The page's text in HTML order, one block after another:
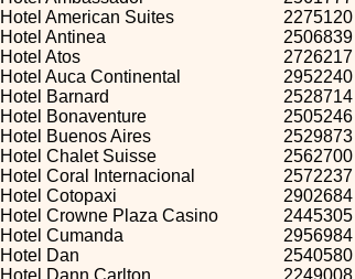
Hotel American Suites
Hotel Antinea
Hotel Atos
Hotel Auca Continental
Hotel Barnard
Hotel Bonaventure
Hotel Buenos Aires
Hotel Chalet Suisse
Hotel Coral Internacional
Hotel Cotopaxi
Hotel Crowne Plaza Casino
Hotel Cumanda
Hotel Dan
Hotel Dann Carlton
2275120
2506839
2726217
2952240
2528714
2505246
2529873
2562700
2572237
2902684
2445305
2956984
2540580
2249008